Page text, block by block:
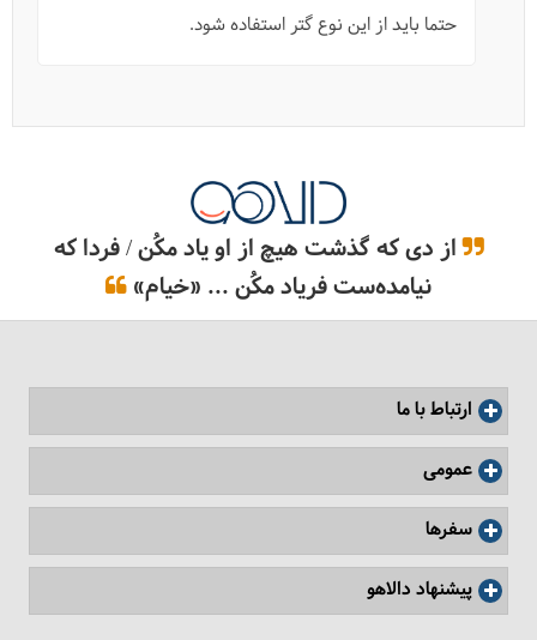
راهنمای استفاده و خرید باتوم کوهنوردی
قله سبلان کجاست؟
حتما باید از این نوع گتر استفاده شود.
از دی که گذشت هیچ از او یاد مکُن / فردا که
نیامده‌ست فریاد مکُن ... «خیام»
ارتباط با ما
عمومی
سفرها
پیشنهاد دالاهو